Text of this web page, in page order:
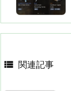
 関連記事